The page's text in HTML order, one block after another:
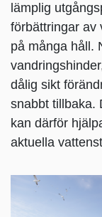
lämplig
förbättringar av
på många håll.
dålig sikt
snabbt tillbaka.
kan därför
aktuella